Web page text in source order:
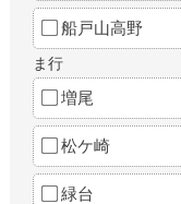
船戸山高野
ま行
増尾
松ケ崎
緑台